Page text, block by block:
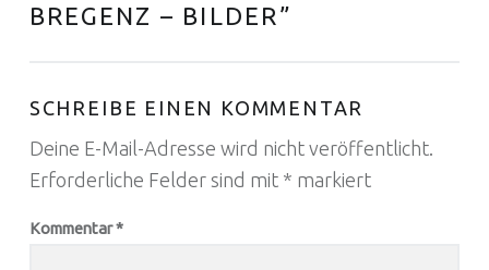
BREGENZ – BILDER ”
SCHREIBE EINEN KOMMENTAR
Deine E-Mail-Adresse wird nicht veröffentlicht.
Erforderliche Felder sind mit * markiert
Kommentar*